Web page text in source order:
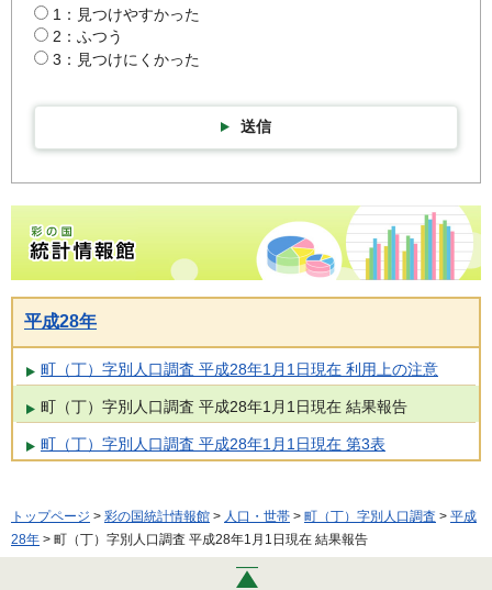
1：見つけやすかった
2：ふつう
3：見つけにくかった
送信
彩の国統計情報館トップページ
平成28年
町（丁）字別人口調査 平成28年1月1日現在 利用上の注意
町（丁）字別人口調査 平成28年1月1日現在 結果報告
町（丁）字別人口調査 平成28年1月1日現在 第3表
トップページ > 彩の国統計情報館 > 人口・世帯 > 町（丁）字別人口調査 > 平成
28年 > 町（丁）字別人口調査 平成28年1月1日現在 結果報告